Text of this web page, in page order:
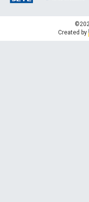
Created by